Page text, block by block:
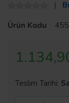
Ürün Kodu
Teslim Tarihi: